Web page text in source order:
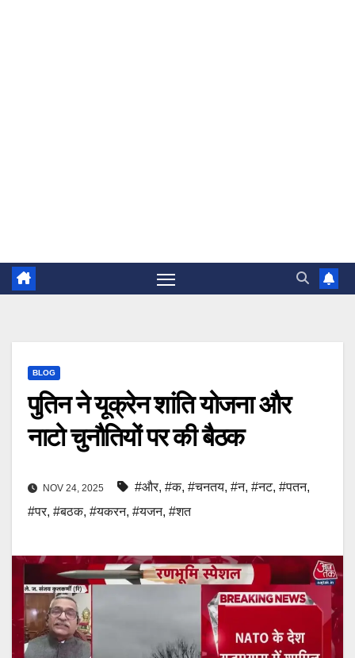
BLOG
पुतिन ने यूक्रेन शांति योजना और
नाटो चुनौतियों पर की बैठक
NOV 24, 2025 #और, #क, #चनतय, #न, #नट, #पतन,
#पर, #बठक, #यकरन, #यजन, #शत